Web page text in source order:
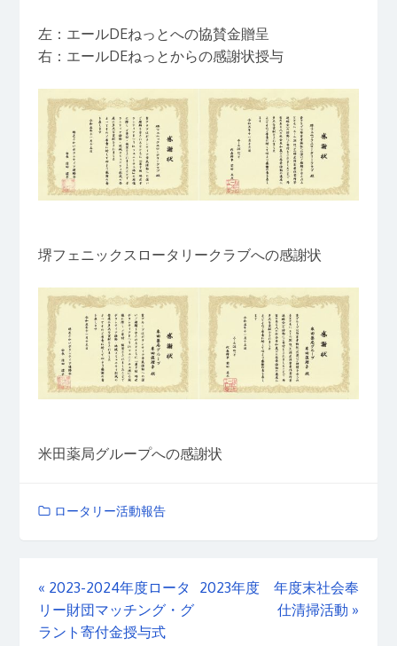
左：エールDEねっとへの協賛金贈呈
右：エールDEねっとからの感謝状授与
堺フェニックスロータリークラブへの感謝状
米田薬局グループへの感謝状
ロータリー活動報告
« 2023-2024年度ロータ
リー財団マッチング・グ
ラント寄付金授与式
2023年度 年度末社会奉
仕清掃活動 »